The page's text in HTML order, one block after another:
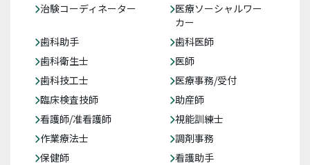
治験コーディネーター
医療ソーシャルワー
カー
歯科助手
歯科医師
歯科衛生士
医師
歯科技工士
医療事務/受付
臨床検査技師
助産師
看護師/准看護師
視能訓練士
作業療法士
調剤事務
保健師
看護助手